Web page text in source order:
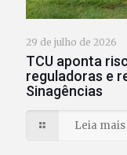
29 de julho de 2026
TCU aponta
reguladoras e
Sinagências
Leia mais